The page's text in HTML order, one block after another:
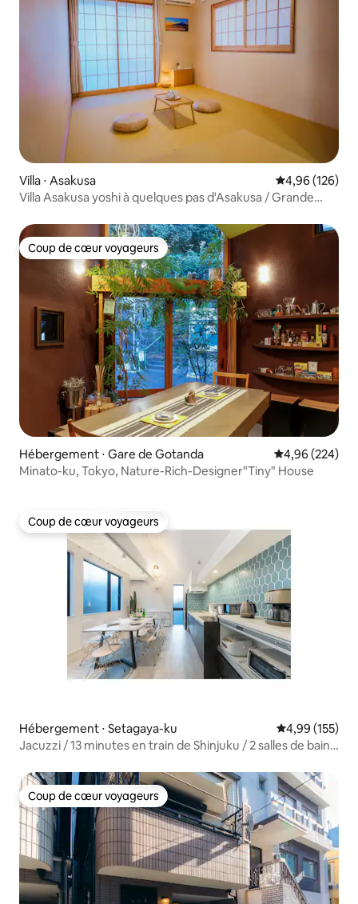
Villa ⋅ Asakusa Évaluation
4,96 (126)
Villa Asakusa yoshi à quelques pas d'Asakusa / Grande
gratuit
Coup de cœur voyageurs
Coup de cœur voyageurs
Hébergement ⋅ Gare de Gotanda Évaluation
4,96 (224)
Minato-ku, Tokyo, Nature-Rich-Designer"Tiny" House
Coup de cœur voyageurs
Coup de cœur voyageurs
Hébergement ⋅ Setagaya-ku Évaluation
4,99 (155)
Jacuzzi / 13 minutes en train de Shinjuku / 2 salles de bains
station la plus proche / 145 m²
Coup de cœur voyageurs
Coup de cœur voyageurs